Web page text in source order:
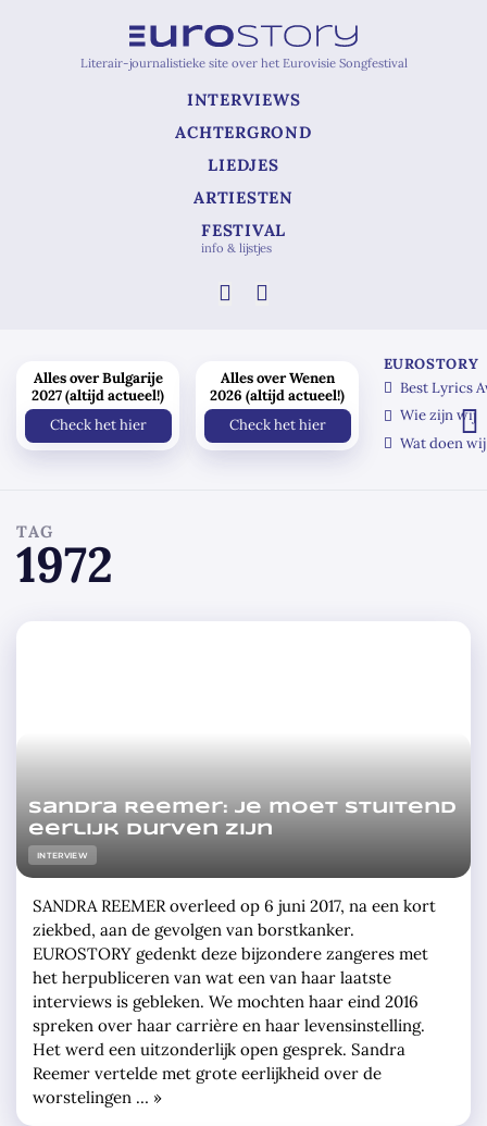
Literair-journalistieke site over het Eurovisie Songfestival
INTERVIEWS
ACHTERGROND
LIEDJES
ARTIESTEN
FESTIVAL
info & lijstjes
TAG
1972
Sandra Reemer: Je moet stuitend
eerlijk durven zijn
INTERVIEW
SANDRA REEMER overleed op 6 juni 2017, na een kort
ziekbed, aan de gevolgen van borstkanker.
EUROSTORY gedenkt deze bijzondere zangeres met
het herpubliceren van wat een van haar laatste
interviews is gebleken. We mochten haar eind 2016
spreken over haar carrière en haar levensinstelling.
Het werd een uitzonderlijk open gesprek. Sandra
Reemer vertelde met grote eerlijkheid over de
worstelingen … »
Alles over Bulgarije
2027 (altijd actueel!)
Check het hier
Alles over Wenen
2026 (altijd actueel!)
Check het hier
EUROSTORY
Best Lyrics
Wie zijn wij
Wat doen wij